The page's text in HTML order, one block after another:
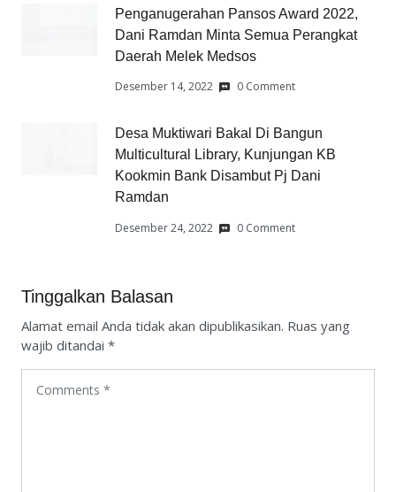
Penganugerahan Pansos Award 2022,
Dani Ramdan Minta Semua Perangkat
Daerah Melek Medsos
Desember 14, 2022 0 Comment
Desa Muktiwari Bakal Di Bangun
Multicultural Library, Kunjungan KB
Kookmin Bank Disambut Pj Dani
Ramdan
Desember 24, 2022 0 Comment
Tinggalkan Balasan
Alamat email Anda tidak akan dipublikasikan. Ruas yang
wajib ditandai *